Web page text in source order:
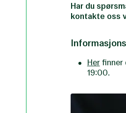
Har du
kontakte oss
Herfinner
19:00.